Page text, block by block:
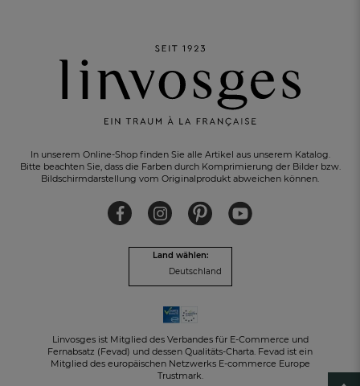
KOSTENLOSER RÜCKVERSANDinnerhalb von 30 Tagen
In unserem Online-Shop finden Sie alle Artikel aus unserem Katalog.
Bitte beachten Sie, dass die Farben durch Komprimierung der Bilder bzw.
Bildschirmdarstellung vom Originalprodukt abweichen können.
Land wählen:
Deutschland
Linvosges ist Mitglied des Verbandes für E-Commerce und
Fernabsatz (Fevad) und dessen Qualitäts-Charta. Fevad ist ein
Mitglied des europäischen Netzwerks E-commerce Europe
Trustmark.